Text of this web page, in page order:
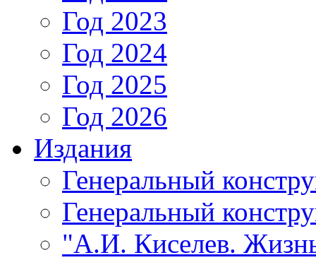
Год 2023
Год 2024
Год 2025
Год 2026
Издания
Генеральный
Генеральный
"А.И. Киселев.